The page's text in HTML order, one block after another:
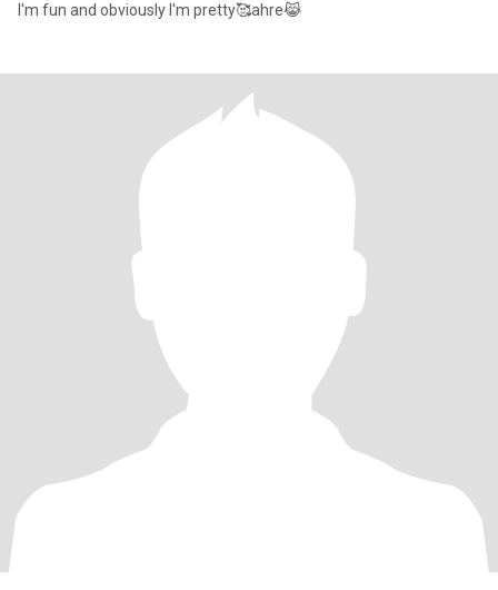
I'm fun and obviously I'm pretty🥰ahre😹